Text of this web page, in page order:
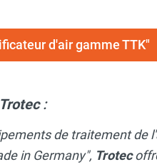
d'air gamme TTK"
Trotec:
de traitement de
in Germany", Trotec